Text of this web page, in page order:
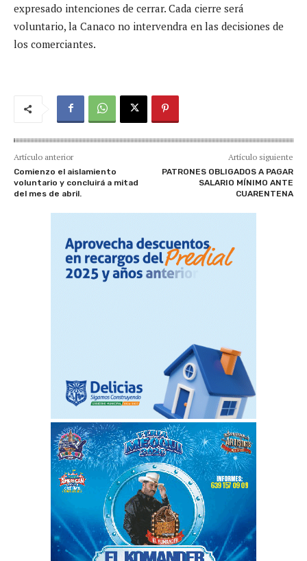
expresado intenciones de cerrar. Cada cierre será
voluntario, la Canaco no intervendra en las decisiones de
los comerciantes.
Artículo anterior
Comienzo el aislamiento
voluntario y concluirá a mitad
del mes de abril.
Artículo siguiente
PATRONES OBLIGADOS A PAGAR
SALARIO MÍNIMO ANTE
CUARENTENA